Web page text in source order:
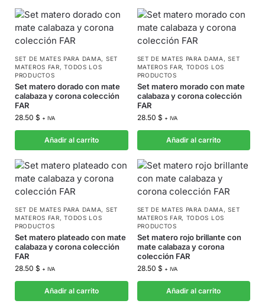
SET DE MATES PARA DAMA, SET
MATEROS FAR,TODOS LOS
PRODUCTOS
Set matero dorado con mate
calabaza y corona colección
FAR
28.50 $ + IVA
Añadir al carrito
SET DE MATES PARA DAMA ,SET
MATEROS FAR, TODOS LOS
PRODUCTOS
Set matero morado con mate
calabaza y corona colección
FAR
28.50 $ + IVA
Añadir al carrito
SET DE MATES PARA DAMA, SET
MATEROS FAR,TODOS LOS
PRODUCTOS
Set matero plateado con mate
calabaza y corona colección
FAR
28.50 $ + IVA
Añadir al carrito
SET DE MATES PARA DAMA ,SET
MATEROS FAR, TODOS LOS
PRODUCTOS
Set matero rojo brillante con
mate calabaza y corona
colección FAR
28.50 $ + IVA
Añadir al carrito